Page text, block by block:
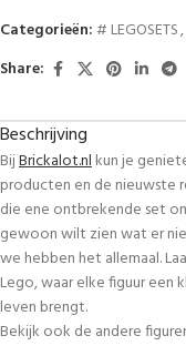
Categorieën:# LEGOSETS,
Share:
Beschrijving
BijBrickalot.nlkun je
producten en de nieuwste
die ene ontbrekende set
gewoon wilt zien wat er
we hebben het allemaal.
Lego, waar elke figuur
leven brengt.
Bekijk ook de andere